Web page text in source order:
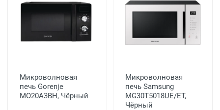
Микроволновая
печь Gorenje
MO20A3BH, Чёрный
Микроволновая
печь Samsung
MG30T5018UE/ET,
Чёрный